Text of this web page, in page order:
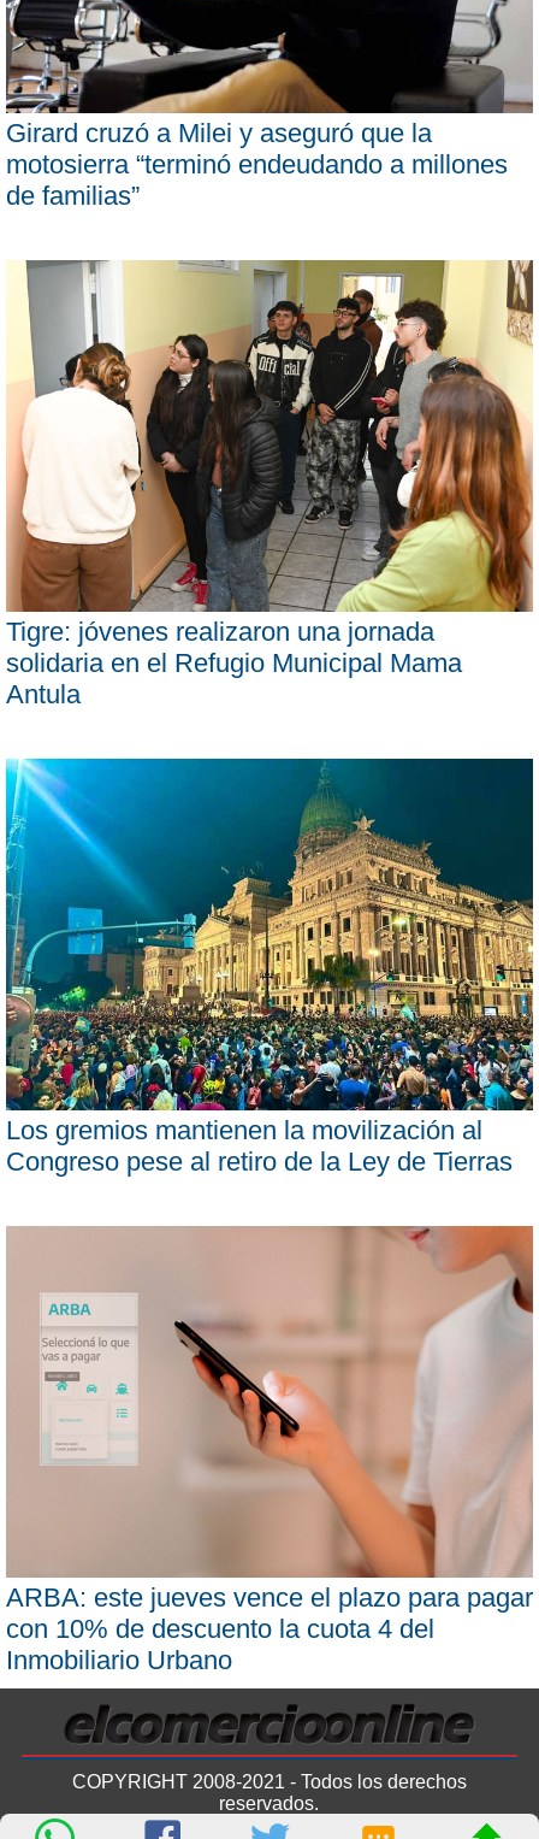
Girard cruzó a Milei y aseguró que la
motosierra “terminó endeudando a millones
de familias”
Tigre: jóvenes realizaron una jornada
solidaria en el Refugio Municipal Mama
Antula
Los gremios mantienen la movilización al
Congreso pese al retiro de la Ley de Tierras
ARBA: este jueves vence el plazo para pagar
con 10% de descuento la cuota 4 del
Inmobiliario Urbano
COPYRIGHT 2008-2021 - Todos los derechos
reservados.